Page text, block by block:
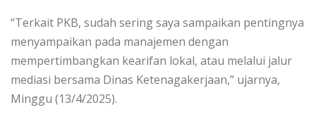
“Terkait PKB, sudah sering saya sampaikan pentingnya
menyampaikan pada manajemen dengan
mempertimbangkan kearifan lokal, atau melalui jalur
mediasi bersama Dinas Ketenagakerjaan,” ujarnya,
Minggu (13/4/2025).